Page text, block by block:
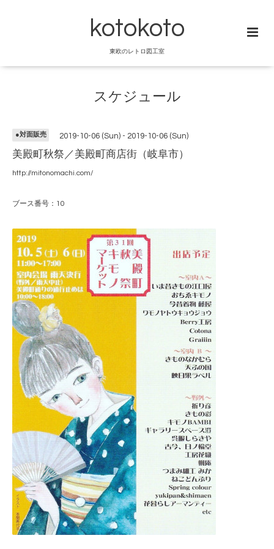
kotokoto
東欧のレトロ図工室
スケジュール
●対面販売 2019-10-06 (Sun) - 2019-10-06 (Sun)
美殿町秋祭／美殿町商店街（岐阜市）
http://mitonomachi.com/
ブース番号：10